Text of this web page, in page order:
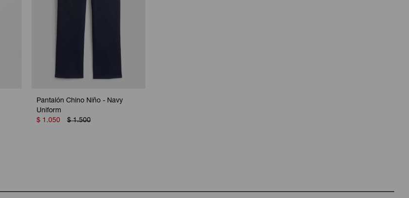
Pantalón Chino Niño - Navy
Uniform
$ 1.050 $ 1.500